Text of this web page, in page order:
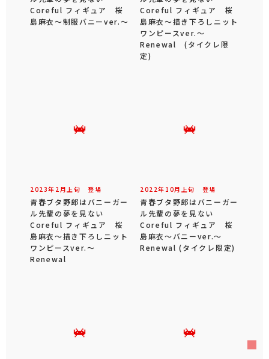
Coreful フィギュア 桜
島麻衣～制服バニーver.～
Coreful フィギュア 桜
島麻衣～描き下ろしニット
ワンピースver.～
Renewal (タイクレ限
定)
2023年 2 月 上旬 登場
青春ブタ野郎はバニーガー
ル先輩の夢を見ない
Coreful フィギュア 桜
島麻衣～描き下ろしニット
ワンピースver.～
Renewal
2022年 10月 上旬 登場
青春ブタ野郎はバニーガー
ル先輩の夢を見ない
Coreful フィギュア 桜
島麻衣～バニーver.～
Renewal (タイクレ限定)